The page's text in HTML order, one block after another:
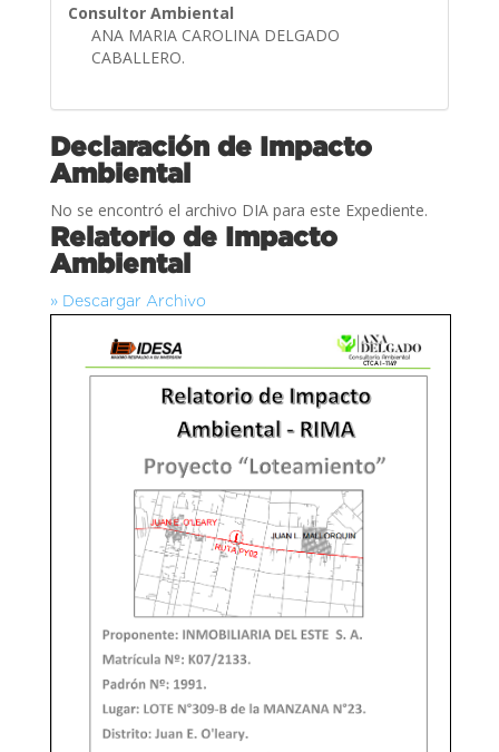
Consultor Ambiental
ANA MARIA CAROLINA DELGADO
CABALLERO.
Declaración de Impacto
Ambiental
No se encontró el archivo DIA para este Expediente.
Relatorio de Impacto
Ambiental
» Descargar Archivo